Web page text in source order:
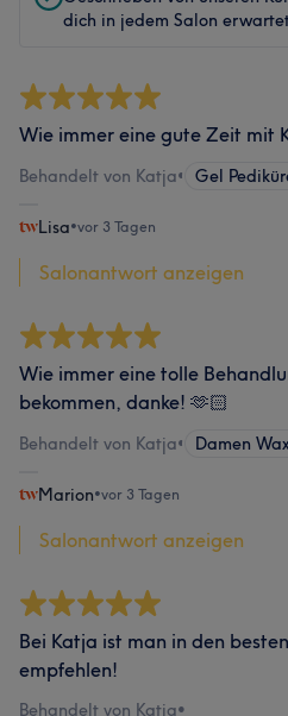
dich in jedem Salon
Wie immer eine gute Zeit mit
Behandelt von Katja• Gel
Lisa•vor 3 Tagen
Salonantwort anzeigen
Wie immer eine tolle
bekommen, danke! 🫶🏻
Behandelt von Katja• Damen
Marion•vor 3 Tagen
Salonantwort anzeigen
Bei Katja ist man in den
empfehlen!
Behandelt von Katja•